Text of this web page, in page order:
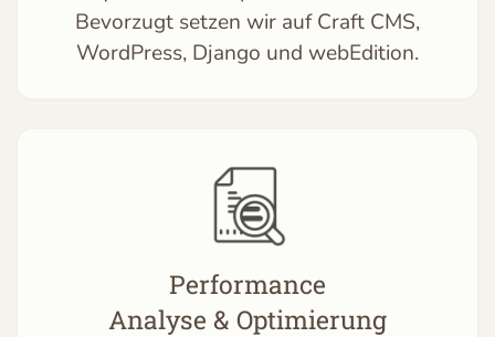
Bevorzugt setzen wir auf Craft CMS,
WordPress, Django und webEdition.
Performance
Analyse & Optimierung